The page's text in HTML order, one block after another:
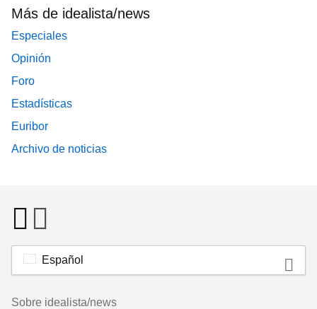
Más de idealista/news
Especiales
Opinión
Foro
Estadísticas
Euribor
Archivo de noticias
Español
Footer
Sobre idealista/news